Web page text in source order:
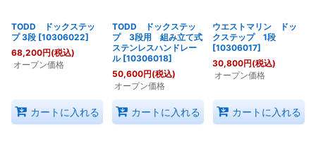
TODD ドックステッ
プ 3段 [10306022]
68,200円(税込)
オープン価格
カートに入れる
TODD ドックステッ
プ 3段用 組み立て式
ステンレスハンドレー
ル [10306018]
50,600円(税込)
オープン価格
カートに入れる
ウエストマリン ドッ
クステップ 1段
[10306017]
30,800円(税込)
オープン価格
カートに入れる